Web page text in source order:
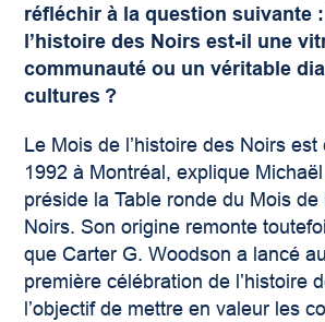
réfléchir à la question suivante
l’histoire des Noirs est-il une
communauté ou un véritable
cultures ?
Le Mois de l’histoire des Noirs
1992 à Montréal, explique
préside la Table ronde du Mois de
Noirs. Son origine remonte
que Carter G. Woodson a lancé
première célébration de l’histoire
l’objectif de mettre en valeur les